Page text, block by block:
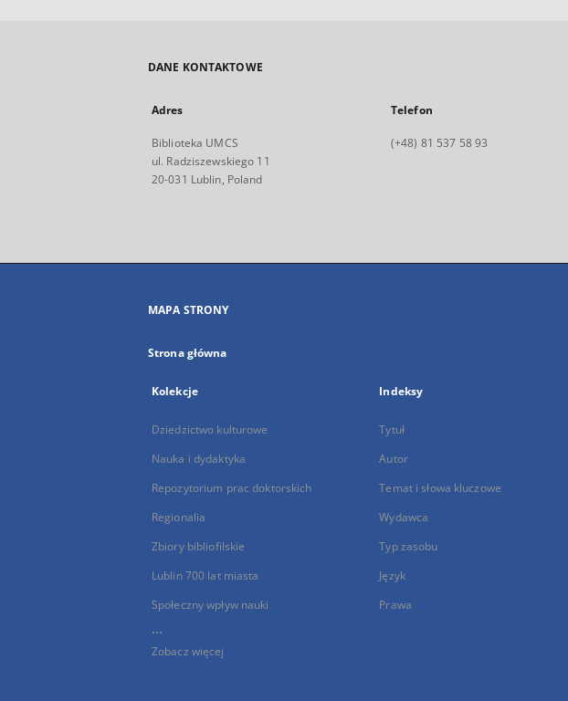
DANE KONTAKTOWE
Adres
Biblioteka UMCS
ul. Radziszewskiego 11
20-031 Lublin, Poland
Telefon
(+48) 81 537 58 93
MAPA STRONY
Strona główna
Kolekcje
Dziedzictwo kulturowe
Nauka i dydaktyka
Repozytorium prac doktorskich
Regionalia
Zbiory bibliofilskie
Lublin 700 lat miasta
Społeczny wpływ nauki
...
Zobacz więcej
Indeksy
Tytuł
Autor
Temat i słowa kluczowe
Wydawca
Typ zasobu
Język
Prawa